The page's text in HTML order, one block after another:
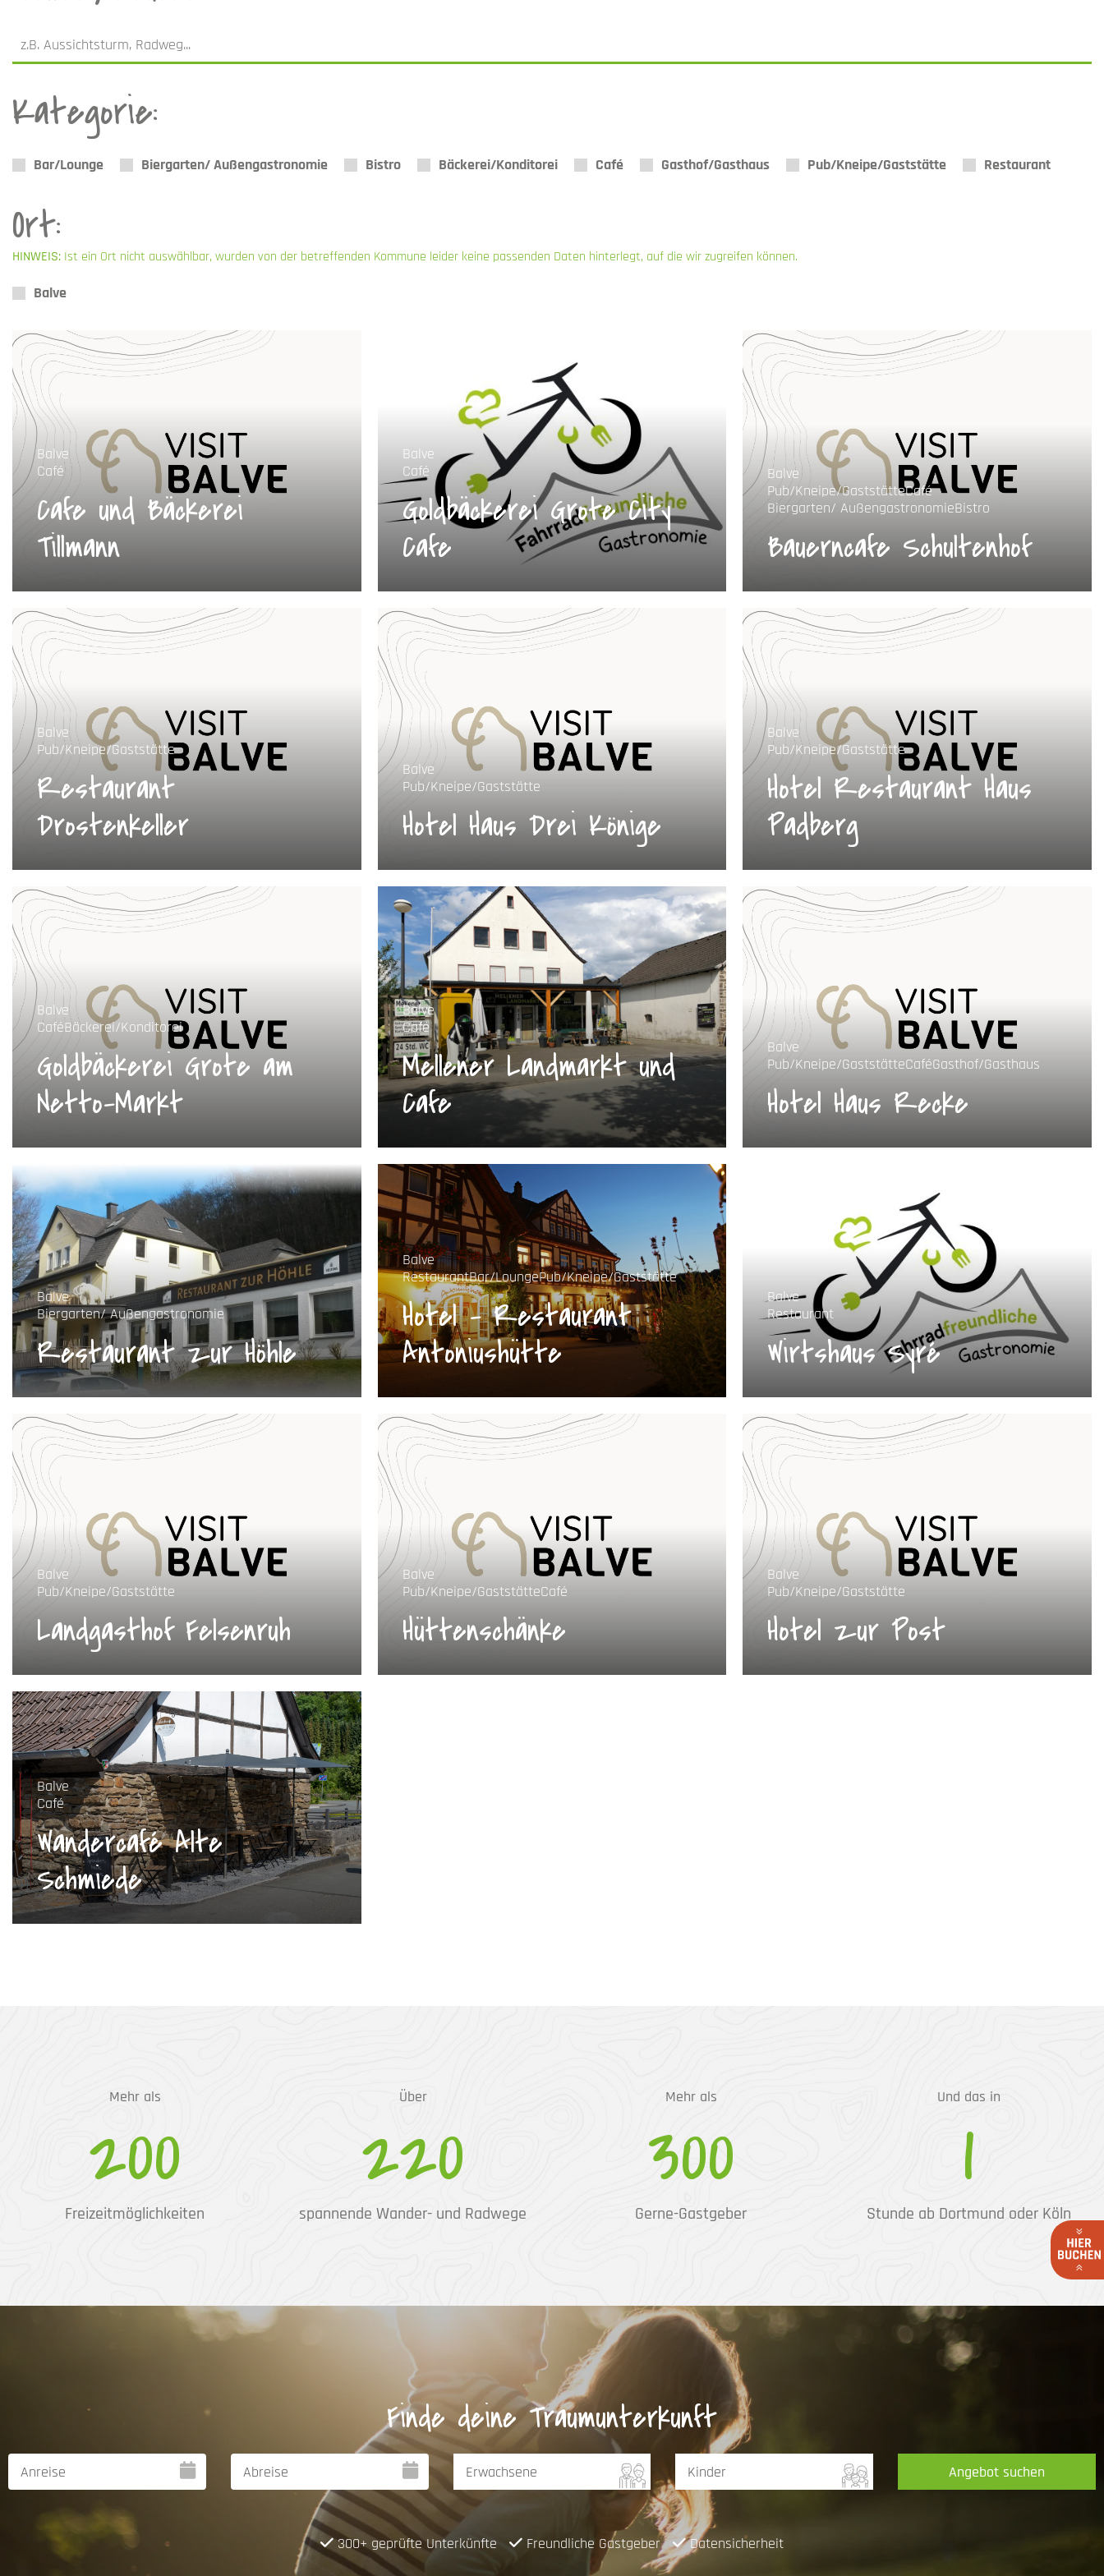
Kategorie:
Bar/Lounge Biergarten/ Außengastronomie Bistro Bäckerei/Konditorei Café Gasthof/Gasthaus Pub/Kneipe/Gaststätte Restaurant
Ort:
HINWEIS: Ist ein Ort nicht auswählbar, wurden von der betreffenden Kommune leider keine passenden Daten hinterlegt, auf die wir zugreifen können.
Balve
Balve
Café
Cafe und Bäckerei
Tillmann
Balve
Café
Goldbäckerei Grote City
Cafe
Balve
Pub/Kneipe/GaststätteCafé
Biergarten/ AußengastronomieBistro
Bauerncafe Schultenhof
Balve
Pub/Kneipe/Gaststätte
Restaurant
Drostenkeller
Balve
Pub/Kneipe/Gaststätte
Hotel Haus Drei Könige
Balve
Pub/Kneipe/Gaststätte
Hotel Restaurant Haus
Padberg
Balve
CaféBäckerei/Konditorei
Goldbäckerei Grote am
Netto-Markt
Balve
Café
Mellener Landmarkt und
Cafe
Balve
Pub/Kneipe/GaststätteCaféGasthof/Gasthaus
Hotel Haus Recke
Balve
Biergarten/ Außengastronomie
Restaurant zur Höhle
Balve
RestaurantBar/LoungePub/Kneipe/Gaststätte
Hotel - Restaurant
Antoniushütte
Balve
Restaurant
Wirtshaus Syré
Balve
Pub/Kneipe/Gaststätte
Landgasthof Felsenruh
Balve
Pub/Kneipe/GaststätteCafé
Hüttenschänke
Balve
Pub/Kneipe/Gaststätte
Hotel zur Post
Balve
Café
Wandercafé Alte
Schmiede
Mehr als
200
Freizeitmöglichkeiten
Über
220
spannende Wander- und Radwege
Mehr als
300
Gerne-Gastgeber
Und das in
1
Stunde ab Dortmund oder Köln
Finde deine Traumunterkunft
Angebot suchen
300+ geprüfte Unterkünfte Freundliche Gastgeber Datensicherheit